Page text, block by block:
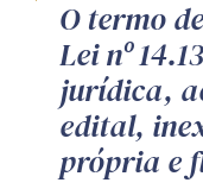
O termo
Lei nº
jurídica,
edital,
própria e